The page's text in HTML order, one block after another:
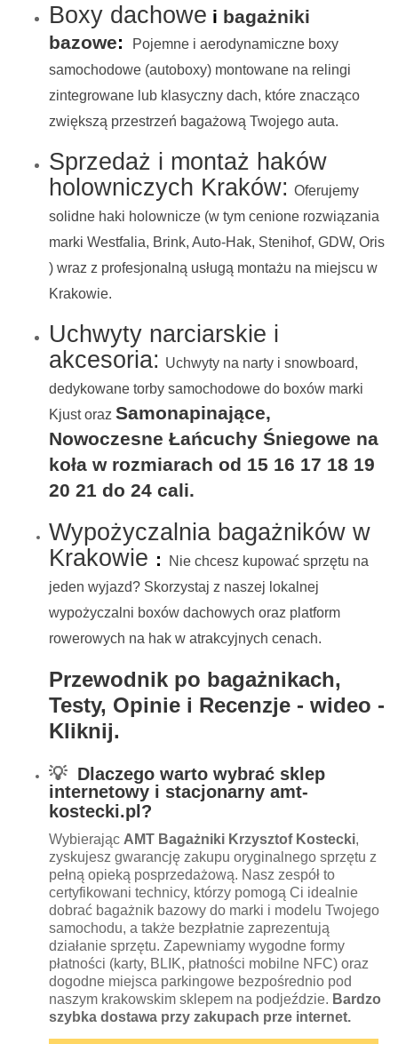
Boxy dachowe i bagażniki
bazowe:
Pojemne i aerodynamiczne boxy
samochodowe (autoboxy) montowane na relingi
zintegrowane lub klasyczny dach, które znacząco
zwiększą przestrzeń bagażową Twojego auta.
Sprzedaż i montaż haków
holowniczych Kraków: Oferujemy
solidne haki holownicze (w tym cenione rozwiązania
marki Westfalia, Brink, Auto-Hak, Stenihof, GDW, Oris
) wraz z profesjonalną usługą montażu na miejscu w
Krakowie.
Uchwyty narciarskie i
akcesoria: Uchwyty na narty i snowboard,
dedykowane torby samochodowe do boxów marki
Kjust oraz Samonapinające,
Nowoczesne Łańcuchy Śniegowe na
koła w rozmiarach od 15 16 17 18 19
20 21 do 24 cali.
Wypożyczalnia bagażników w
Krakowie :
Nie chcesz kupować sprzętu na
jeden wyjazd? Skorzystaj z naszej lokalnej
wypożyczalni boxów dachowych oraz platform
rowerowych na hak w atrakcyjnych cenach.
Przewodnik po bagażnikach,
Testy, Opinie i Recenzje - wideo -
Kliknij.
💡 Dlaczego warto wybrać sklep
internetowy i stacjonarny amt-
kostecki.pl?
Wybierając AMT Bagażniki Krzysztof Kostecki,
zyskujesz gwarancję zakupu oryginalnego sprzętu z
pełną opieką posprzedażową. Nasz zespół to
certyfikowani technicy, którzy pomogą Ci idealnie
dobrać bagażnik bazowy do marki i modelu Twojego
samochodu, a także bezpłatnie zaprezentują
działanie sprzętu. Zapewniamy wygodne formy
płatności (karty, BLIK, płatności mobilne NFC) oraz
dogodne miejsca parkingowe bezpośrednio pod
naszym krakowskim sklepem na podjeździe. Bardzo
szybka dostawa przy zakupach prze internet.